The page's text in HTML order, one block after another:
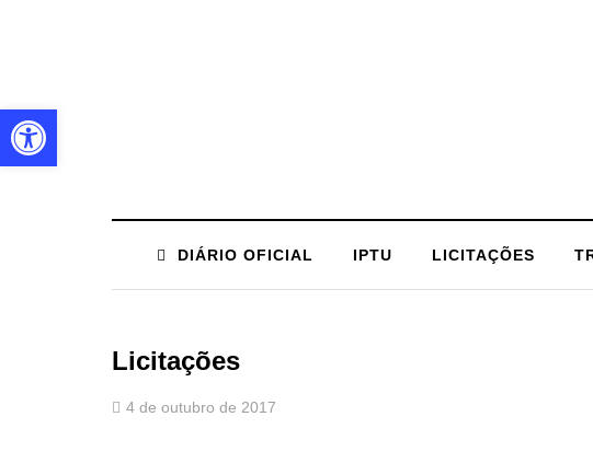
DIÁRIO OFICIAL IPTU LICITAÇÕES
Licitações
4 de outubro de 2017
Barra de Ferramentas Aberta